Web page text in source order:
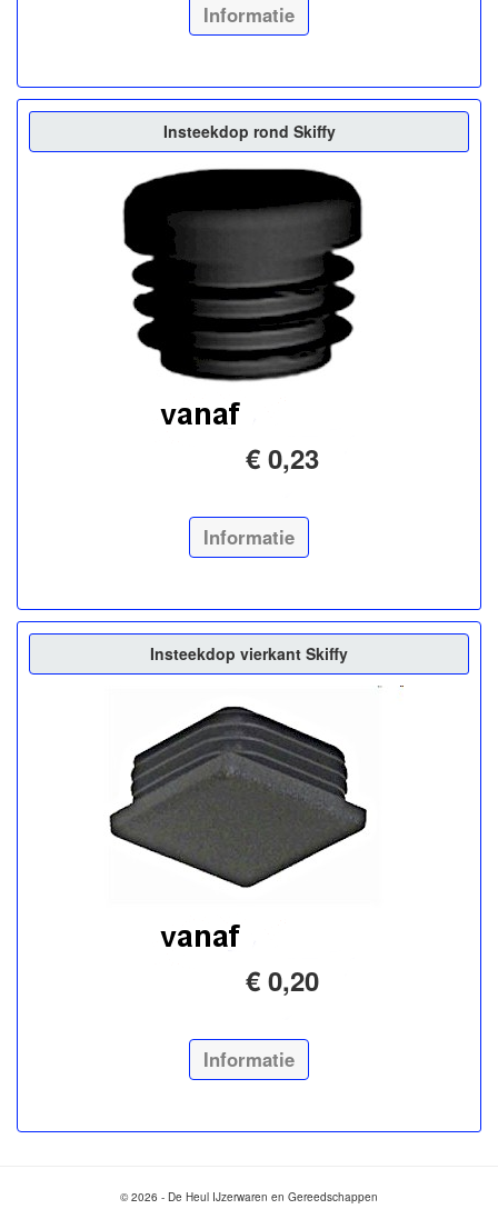
Informatie
Insteekdop rond Skiffy
€ 0,23
Informatie
Insteekdop vierkant Skiffy
€ 0,20
Informatie
© 2026 - De Heul IJzerwaren en Gereedschappen